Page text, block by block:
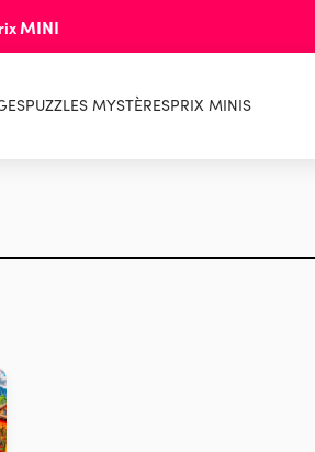
MINI
PUZZLES MYSTÈRESPRIX MINIS